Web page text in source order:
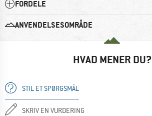
FORDELE
ANVENDELSESOMRÅDE
HVAD MENER DU?
STIL ET SPØRGSMÅL
SKRIV EN VURDERING